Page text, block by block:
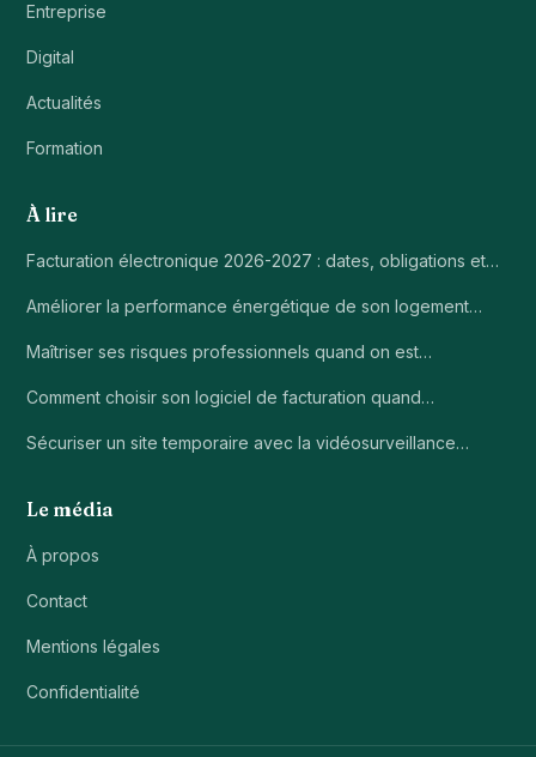
Entreprise
Digital
Actualités
Formation
À lire
Facturation électronique 2026-2027 : dates, obligations et…
Améliorer la performance énergétique de son logement…
Maîtriser ses risques professionnels quand on est…
Comment choisir son logiciel de facturation quand…
Sécuriser un site temporaire avec la vidéosurveillance…
Le média
À propos
Contact
Mentions légales
Confidentialité